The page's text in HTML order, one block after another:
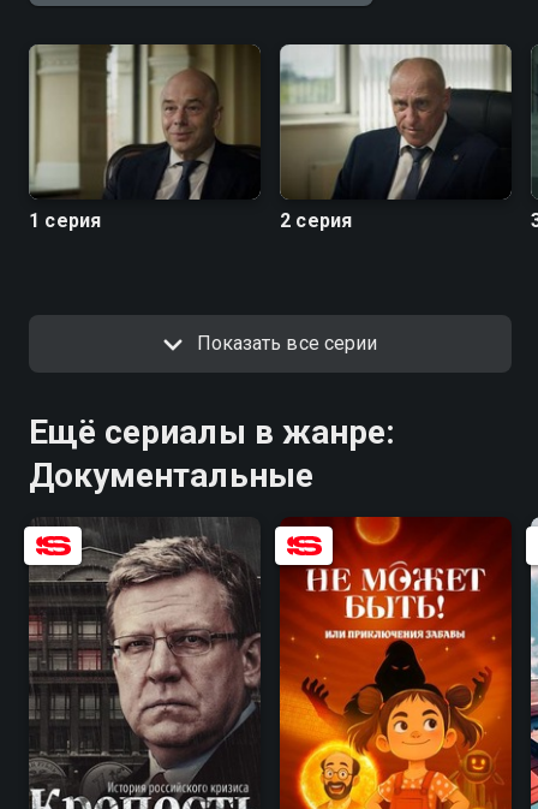
1 серия 2 серия
Показать все серии
Ещё сериалы в жанре:
Документальные